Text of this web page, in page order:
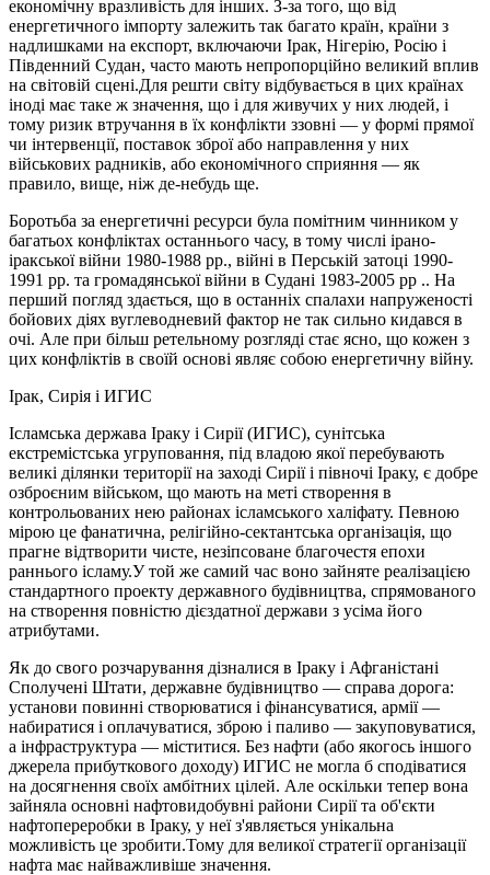
економічну вразливість для інших. З-за того, що від
енергетичного імпорту залежить так багато країн, країни з
надлишками на експорт, включаючи Ірак, Нігерію, Росію і
Південний Судан, часто мають непропорційно великий вплив
на світовій сцені.Для решти світу відбувається в цих країнах
іноді має таке ж значення, що і для живучих у них людей, і
тому ризик втручання в їх конфлікти ззовні — у формі прямої
чи інтервенції, поставок зброї або направлення у них
військових радників, або економічного сприяння — як
правило, вище, ніж де-небудь ще.
Боротьба за енергетичні ресурси була помітним чинником у
багатьох конфліктах останнього часу, в тому числі ірано-
іракської війни 1980-1988 рр., війні в Перській затоці 1990-
1991 рр. та громадянської війни в Судані 1983-2005 рр .. На
перший погляд здається, що в останніх спалахи напруженості
бойових діях вуглеводневий фактор не так сильно кидався в
очі. Але при більш ретельному розгляді стає ясно, що кожен з
цих конфліктів в своїй основі являє собою енергетичну війну.
Ірак, Сирія і ИГИС
Ісламська держава Іраку і Сирії (ИГИС), сунітська
екстремістська угруповання, під владою якої перебувають
великі ділянки території на заході Сирії і півночі Іраку, є добре
озброєним військом, що мають на меті створення в
контрольованих нею районах ісламського халіфату. Певною
мірою це фанатична, релігійно-сектантська організація, що
прагне відтворити чисте, незіпсоване благочестя епохи
раннього ісламу.У той же самий час воно зайняте реалізацією
стандартного проекту державного будівництва, спрямованого
на створення повністю дієздатної держави з усіма його
атрибутами.
Як до свого розчарування дізналися в Іраку і Афганістані
Сполучені Штати, державне будівництво — справа дорога:
установи повинні створюватися і фінансуватися, армії —
набиратися і оплачуватися, зброю і паливо — закуповуватися,
а інфраструктура — міститися. Без нафти (або якогось іншого
джерела прибуткового доходу) ИГИС не могла б сподіватися
на досягнення своїх амбітних цілей. Але оскільки тепер вона
зайняла основні нафтовидобувні райони Сирії та об'єкти
нафтопереробки в Іраку, у неї з'являється унікальна
можливість це зробити.Тому для великої стратегії організації
нафта має найважливіше значення.